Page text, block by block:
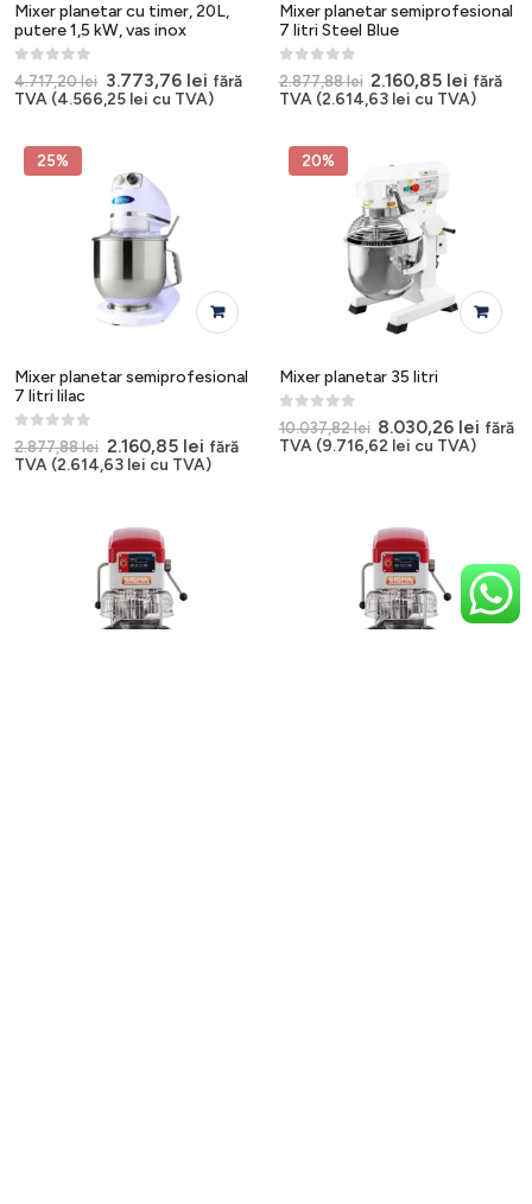
Mixer planetar cu timer, 20L,
putere 1,5 kW, vas inox
0 out of 5
4.717,20lei Prețul
inițial
a
3.773,76 leiPrețul
curent
fără
TVA (4.566,25 lei cu TVA)
Mixer planetar semiprofesional
7 litri Steel Blue
0out of 5
2.877,88lei Prețul
inițial
2.160,85 lei Prețul
curent
fără
TVA (2.614,63 lei cu TVA)
25%
Mixer planetar semiprofesional
7 litri lilac
0 out of 5
2.877,88lei Prețul
inițial
2.160,85 leiPrețul
curent
fără
TVA (2.614,63 lei cu TVA)
20%
Mixer planetar 35 litri
0out of 5
10.037,82lei Prețul
inițial
8.030,26 lei Prețul
fără
TVA (9.716,62 lei cu TVA)